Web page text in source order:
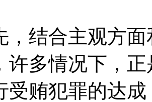
合主观方面
许多情况下，
受贿犯罪的达